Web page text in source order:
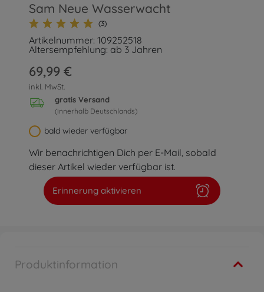
Sam Neue Wasserwacht
(3)
Artikelnummer: 109252518
Altersempfehlung: ab 3 Jahren
69,99 €
inkl. MwSt.
gratis Versand
(innerhalb Deutschlands)
bald wieder verfügbar
Wir benachrichtigen Dich per E-Mail, sobald
dieser Artikel wieder verfügbar ist.
Erinnerung aktivieren
Produktinformation